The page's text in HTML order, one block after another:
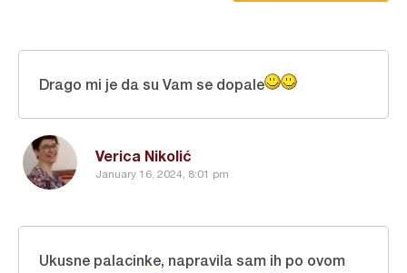
Verica Nikolić
January 16, 2024, 8:01 pm
Drago mi je da su Vam se dopale
Ukusne palacinke, napravila sam ih po ovom